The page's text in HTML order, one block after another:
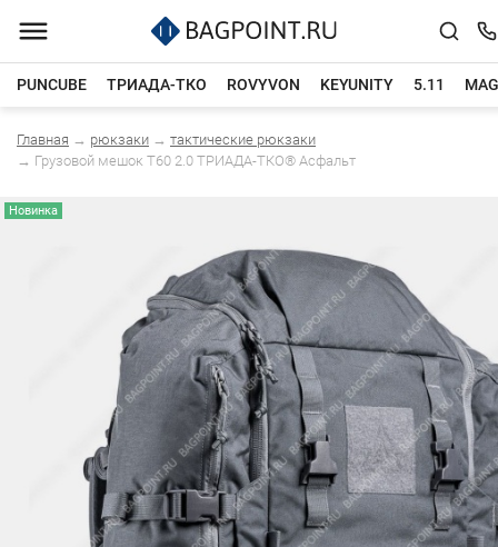
PUNCUBE ТРИАДА-ТКО ROVYVON KEYUNITY 5.11
Каталог товаров
Главная → рюкзаки → тактические рюкзаки
→ Грузовой мешок Т60 2.0 ТРИАДА-ТКО® Асфальт
Новинка